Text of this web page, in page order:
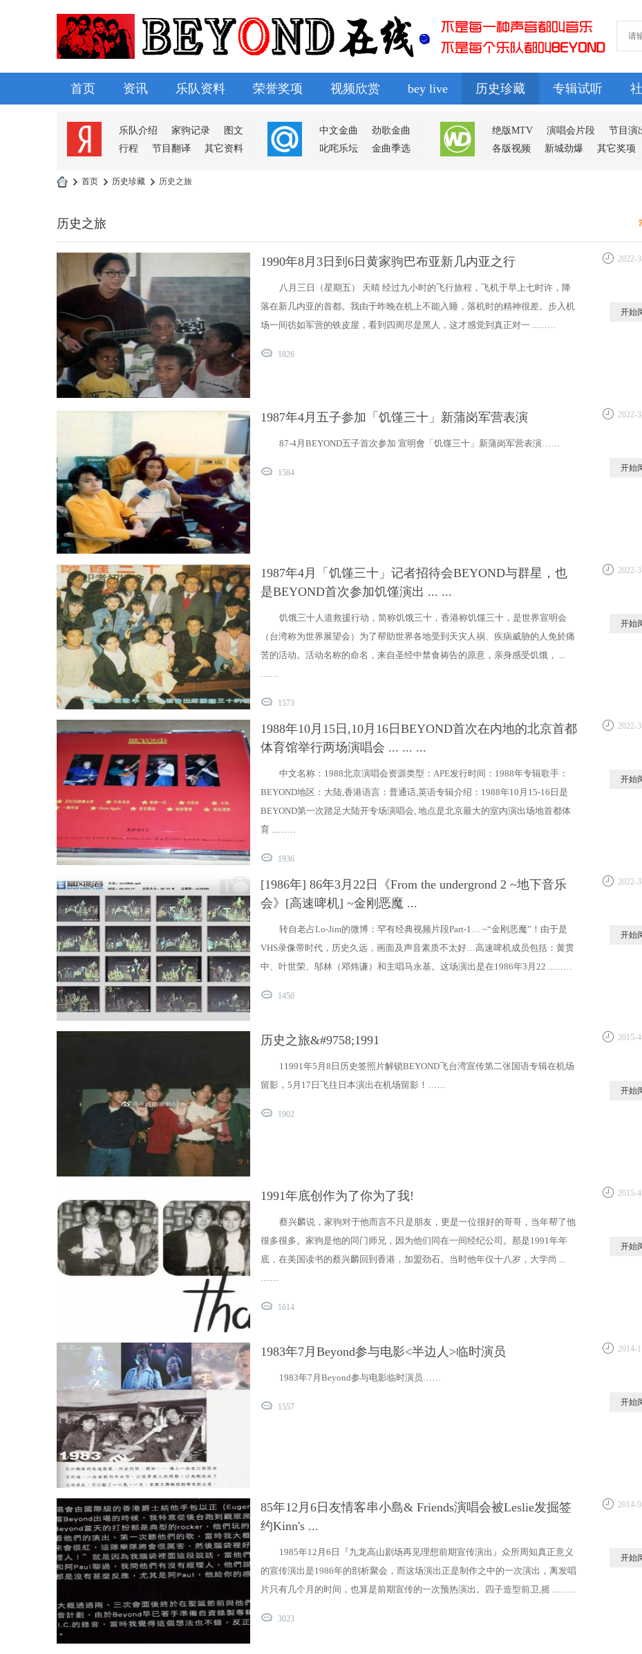
首页 资讯 乐队资料 荣誉奖项 视频欣赏 bey live 历史珍藏 专辑试听
淘帖 记录 广播
乐队介绍 家驹记录
图文
行程
节目翻译 其它资料
中文金曲
劲歌金曲
叱咤乐坛
金曲季选
绝版MTV 演唱会片段 节目演
各版视频
新城劲爆 其它奖项
E
Y
D
在
线
› 首页 › 历史珍藏 › 历史之旅
历史之旅
1990年8月3日到6日黄家驹巴布亚新几内亚之行
八月三日（星期五） 天晴 经过九小时的飞行旅程，飞机于早上七时许，降
落在新几内亚的首都。我由于昨晚在机上不能入睡，落机时的精神很差。步入机
场一间彷如军营的铁皮屋，看到四周尽是黑人，这才感觉到真正对一 ...……
1826
2022-
开始
1987年4月五子参加「饥馑三十」新蒲岗军营表演
87-4月BEYOND五子首次参加 宣明會「饥馑三十」新蒲岗军营表演……
1584
2022-
开始
1987年4月「饥馑三十」记者招待会BEYOND与群星，也
是BEYOND首次参加饥馑演出 ... ...
饥饿三十人道救援行动，简称饥饿三十，香港称饥馑三十，是世界宣明会
（台湾称为世界展望会）为了帮助世界各地受到天灾人祸、疾病威胁的人免於痛
苦的活动。活动名称的命名，来自圣经中禁食祷告的原意，亲身感受饥饿， ...
……
1573
2022-
开始
1988年10月15日,10月16日BEYOND首次在内地的北京首都
体育馆举行两场演唱会 ... ... ...
中文名称：1988北京演唱会资源类型：APE发行时间：1988年专辑歌手：
BEYOND地区：大陆,香港语言：普通话,英语专辑介绍：1988年10月15-16日是
BEYOND第一次踏足大陆开专场演唱会, 地点是北京最大的室内演出场地首都体
育 ...……
1936
2022-
开始
[1986年] 86年3月22日《From the undergrond 2 ~地下音乐
会》[高速啤机] ~金刚恶魔 ...
转自老占Lo-Jim的微博：罕有经典视频片段Part-1… ~“金刚恶魔”！由于是
VHS录像带时代，历史久远，画面及声音素质不太好…高速啤机成员包括：黄贯
中、叶世荣、邬林（邓炜谦）和主唱马永基。这场演出是在1986年3月22 ...……
1450
2022-
开始
历史之旅&#9758;1991
11991年5月8日历史签照片解锁BEYOND飞台湾宣传第二张国语专辑在机场
留影，5月17日飞往日本演出在机场留影！……
1902
2015-
开始
1991年底创作为了你为了我!
蔡兴麟说，家驹对于他而言不只是朋友，更是一位很好的哥哥，当年帮了他
很多很多。家驹是他的同门师兄，因为他们同在一间经纪公司。那是1991年年
底，在美国读书的蔡兴麟回到香港，加盟劲石。当时他年仅十八岁，大学尚 ...
……
1614
2015-
开始
1983年7月Beyond参与电影<半边人>临时演员
1983年7月Beyond参与电影临时演员……
1557
2014-
开始
85年12月6日友情客串小島& Friends演唱会被Leslie发掘签
约Kinn's ...
1985年12月6日『九龙高山剧场再见理想前期宣传演出』众所周知真正意义
的宣传演出是1986年的剖析聚会，而这场演出正是制作之中的一次演出，离发唱
片只有几个月的时间，也算是前期宣传的一次预热演出。四子造型前卫,摇 ...……
3023
2014-
开始